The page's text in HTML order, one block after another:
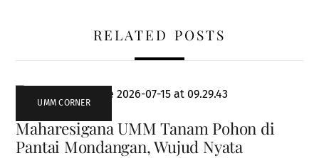
RELATED POSTS
UMM CORNER
Maharesigana UMM Tanam Pohon di
Pantai Mondangan, Wujud Nyata